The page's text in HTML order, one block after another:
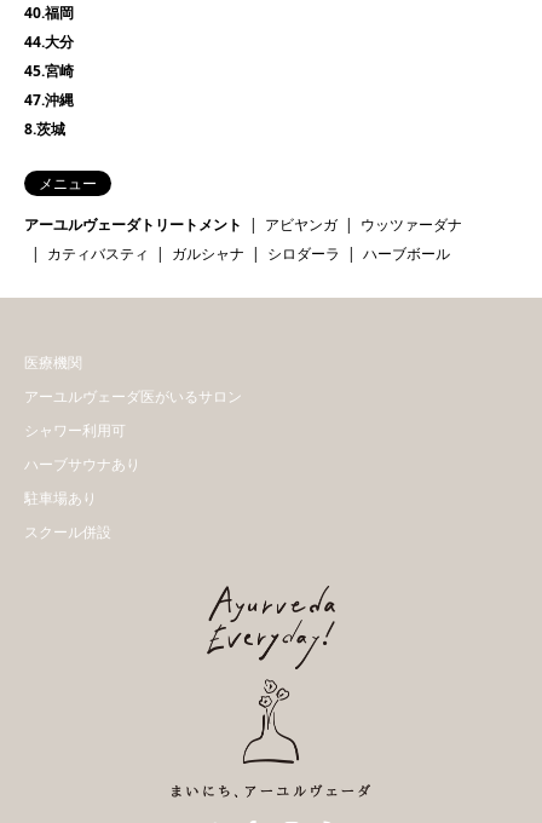
40.福岡
44.大分
45.宮崎
47.沖縄
8.茨城
メニュー
アーユルヴェーダトリートメント
アビヤンガ
ウッツァーダナ
カティバスティ
ガルシャナ シロダーラ ハーブボール
医療機関
アーユルヴェーダ医がいるサロン
シャワー利用可
ハーブサウナあり
駐車場あり
スクール併設